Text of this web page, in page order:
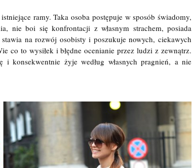
ramy. Taka osoba postępuje w sposób świadomy,
nie boi się konfrontacji z własnym strachem, posiada
na rozwój osobisty i poszukuje nowych, ciekawych
co to wysiłek i błędne ocenianie przez ludzi z zewnątrz.
konsekwentnie żyje według własnych pragnień, a nie